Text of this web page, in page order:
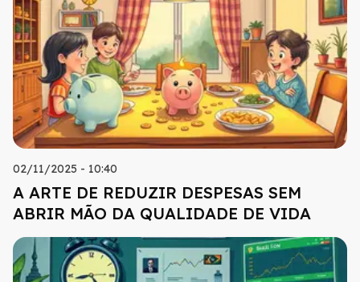
02/11/2025 - 10:40
A ARTE DE REDUZIR DESPESAS SEM
ABRIR MÃO DA QUALIDADE DE VIDA